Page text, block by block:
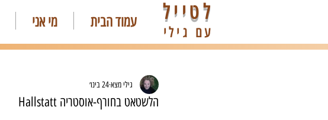
עמוד הבית מי אני לטייל
עם גילי
הלשטאט בחורף-אוסטריה Hallstatt
גילי מצא24 בינו׳